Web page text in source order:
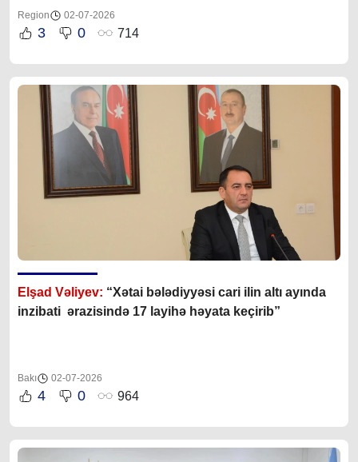
Region 02-07-2026
3 0 714
Elşad Vəliyev: “Xətai bələdiyyəsi cari ilin altı ayında
inzibati ərazisində 17 layihə həyata keçirib”
Bakı 02-07-2026
4 0 964